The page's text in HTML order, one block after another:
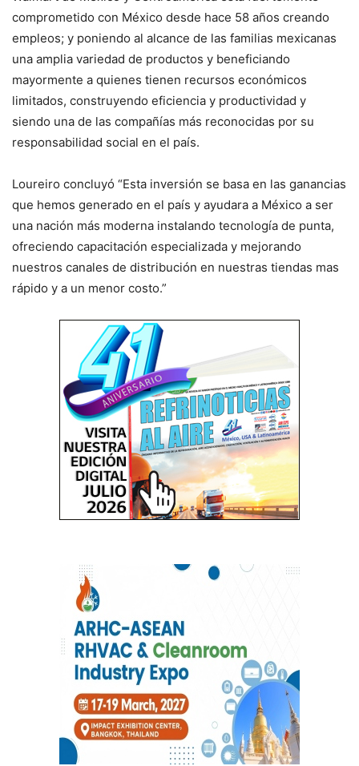
comprometido con México desde hace 58 años creando
empleos; y poniendo al alcance de las familias mexicanas
una amplia variedad de productos y beneficiando
mayormente a quienes tienen recursos económicos
limitados, construyendo eficiencia y productividad y
siendo una de las compañías más reconocidas por su
responsabilidad social en el país.
Loureiro concluyó “Esta inversión se basa en las ganancias
que hemos generado en el país y ayudara a México a ser
una nación más moderna instalando tecnología de punta,
ofreciendo capacitación especializada y mejorando
nuestros canales de distribución en nuestras tiendas mas
rápido y a un menor costo.”